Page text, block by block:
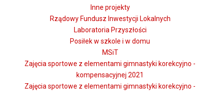
Inne projekty
Rządowy Fundusz Inwestycji Lokalnych
Laboratoria Przyszłości
Posiłek w szkole i w domu
MSiT
Zajęcia sportowe z elementami gimnastyki korekcyjno -
kompensacyjnej 2021
Zajęcia sportowe z elementami gimnastyki korekcyjno -